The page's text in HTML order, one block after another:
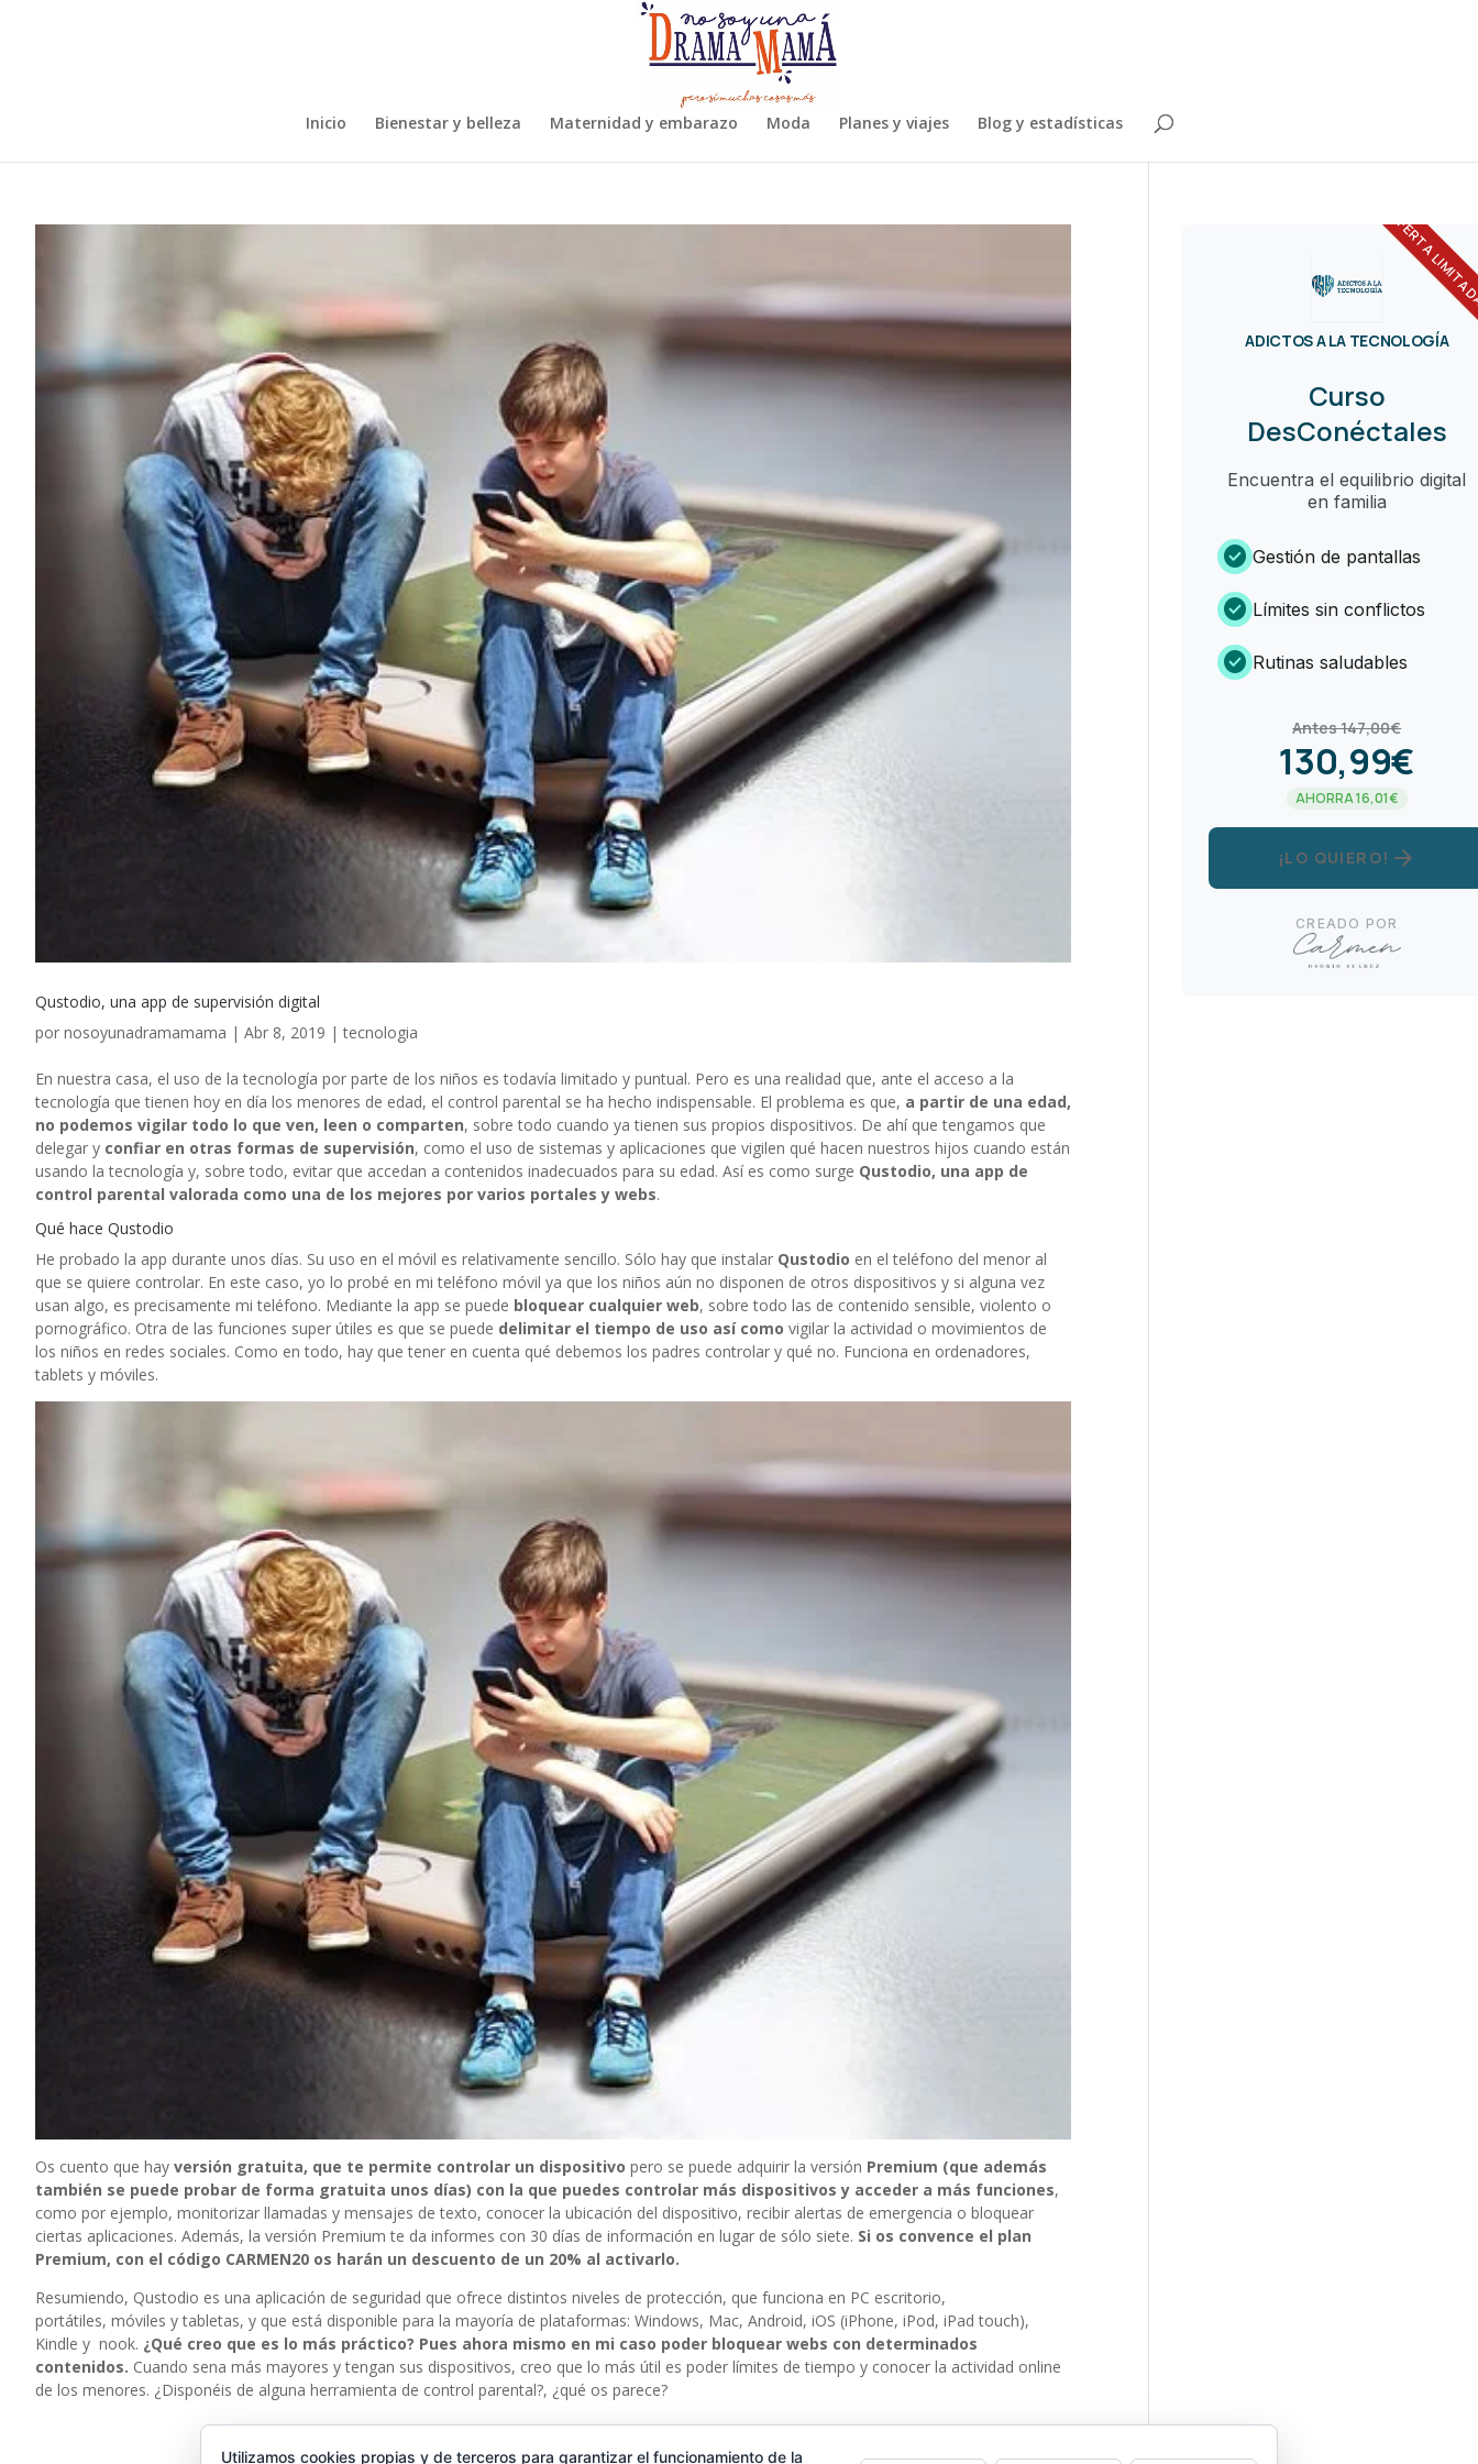
Inicio Bienestar y belleza Maternidad y embarazo Moda Planes y viajes Blog y estadísticas
Qustodio, una app de supervisión digital
por nosoyunadramamama | Abr 8, 2019 |tecnologia
En nuestra casa, el uso de la tecnología por parte de los niños es todavía limitado y puntual. Pero es una realidad que, ante el acceso a la
tecnología que tienen hoy en día los menores de edad, el control parental se ha hecho indispensable. El problema es que, a partir de una edad,
no podemos vigilar todo lo que ven, leen o comparten, sobre todo cuando ya tienen sus propios dispositivos. De ahí que tengamos que
delegar y confiar en otras formas de supervisión, como el uso de sistemas y aplicaciones que vigilen qué hacen nuestros hijos cuando están
usando la tecnología y, sobre todo, evitar que accedan a contenidos inadecuados para su edad. Así es como surge Qustodio, una app de
control parental valorada como una de los mejores por varios portales y webs.
Qué hace Qustodio
He probado la app durante unos días. Su uso en el móvil es relativamente sencillo. Sólo hay que instalar Qustodio en el teléfono del menor al
que se quiere controlar. En este caso, yo lo probé en mi teléfono móvil ya que los niños aún no disponen de otros dispositivos y si alguna vez
usan algo, es precisamente mi teléfono. Mediante la app se puede bloquear cualquier web, sobre todo las de contenido sensible, violento o
pornográfico. Otra de las funciones super útiles es que se puede delimitar el tiempo de uso así como vigilar la actividad o movimientos de
los niños en redes sociales. Como en todo, hay que tener en cuenta qué debemos los padres controlar y qué no. Funciona en ordenadores,
tablets y móviles.
Os cuento que hay versión gratuita, que te permite controlar un dispositivo pero se puede adquirir la versión Premium (que además
también se puede probar de forma gratuita unos días) con la que puedes controlar más dispositivos y acceder a más funciones,
como por ejemplo, monitorizar llamadas y mensajes de texto, conocer la ubicación del dispositivo, recibir alertas de emergencia o bloquear
ciertas aplicaciones. Además, la versión Premium te da informes con 30 días de información en lugar de sólo siete. Si os convence el plan
Premium, con el código CARMEN20 os harán un descuento de un 20% al activarlo.
Resumiendo, Qustodio es una aplicación de seguridad que ofrece distintos niveles de protección, que funciona en PC escritorio,
portátiles, móviles y tabletas, y que está disponible para la mayoría de plataformas: Windows, Mac, Android, iOS (iPhone, iPod, iPad touch),
Kindle y nook. ¿Qué creo que es lo más práctico? Pues ahora mismo en mi caso poder bloquear webs con determinados
contenidos. Cuando sena más mayores y tengan sus dispositivos, creo que lo más útil es poder límites de tiempo y conocer la actividad online
de los menores. ¿Disponéis de alguna herramienta de control parental?, ¿qué os parece?
OFERTA
ADICTOS A LA TECNOLOGÍA
Curso
DesConéctales
Encuentra el equilibrio digital
en familia
check_circle Gestión de pantallas
check_circle Límites sin conflictos
check_circle Rutinas saludables
Antes 147,00€
130,99€
AHORRA 16,01€
¡LO QUIERO! arrow_forward
CREADO POR
Utilizamos cookies propias y de terceros para garantizar el funcionamiento de la